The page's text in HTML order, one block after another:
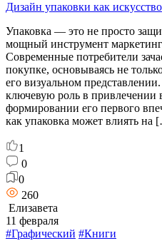
Дизайн упаковки как искусство
Упаковка — это не просто
мощный инструмент
Современные потребители
покупке, основываясь не
его визуальном
ключевую роль в привлечении
формировании его первого
как упаковка может влиять на
1
0
0
260
Елизавета
11 февраля
#Графический #Книги